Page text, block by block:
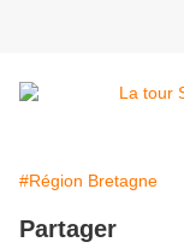
#Région Bretagne
Partager